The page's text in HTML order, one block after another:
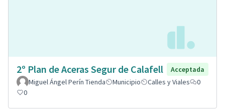
2º Plan de Aceras Segur de Calafell
Acceptada
Miguel Ángel Perín Tienda
Municipio Calles y Viales
0
0